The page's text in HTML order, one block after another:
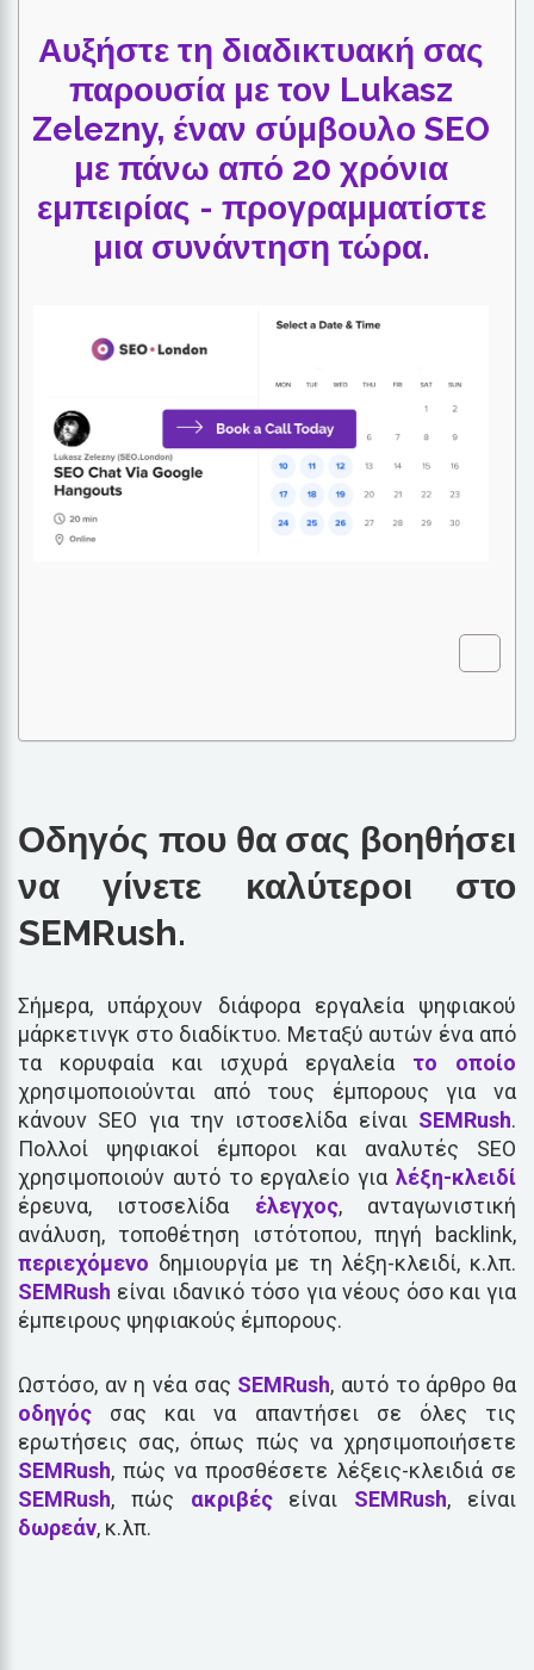
Αυξήστε τη διαδικτυακή σας
παρουσία με τον Lukasz
Zelezny, έναν σύμβουλο SEO
με πάνω από 20 χρόνια
εμπειρίας - προγραμματίστε
μια συνάντηση τώρα.
Οδηγός που θα σας βοηθήσει
να γίνετε καλύτεροι στο
SEMRush.
Σήμερα, υπάρχουν διάφορα εργαλεία ψηφιακού
μάρκετινγκ στο διαδίκτυο. Μεταξύ αυτών ένα από
τα κορυφαία και ισχυρά εργαλεία το οποίο
χρησιμοποιούνται από τους έμπορους για να
κάνουν SEO για την ιστοσελίδα είναι SEMRush.
Πολλοί ψηφιακοί έμποροι και αναλυτές SEO
χρησιμοποιούν αυτό το εργαλείο για λέξη-κλειδί
έρευνα, ιστοσελίδα έλεγχος, ανταγωνιστική
ανάλυση, τοποθέτηση ιστότοπου, πηγή backlink,
περιεχόμενο δημιουργία με τη λέξη-κλειδί, κ.λπ.
SEMRush είναι ιδανικό τόσο για νέους όσο και για
έμπειρους ψηφιακούς έμπορους.
Ωστόσο, αν η νέα σας SEMRush, αυτό το άρθρο θα
οδηγός σας και να απαντήσει σε όλες τις
ερωτήσεις σας, όπως πώς να χρησιμοποιήσετε
SEMRush, πώς να προσθέσετε λέξεις-κλειδιά σε
SEMRush, πώς ακριβέςείναι SEMRush, είναι
δωρεάν, κ.λπ.